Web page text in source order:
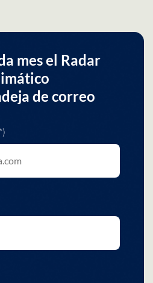
mes el Radar
de correo